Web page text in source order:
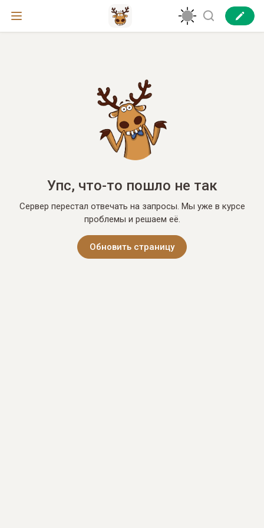
Упс, что-то пошло не так
Сервер перестал отвечать на запросы. Мы уже в курсе
проблемы и решаем её.
Обновить страницу